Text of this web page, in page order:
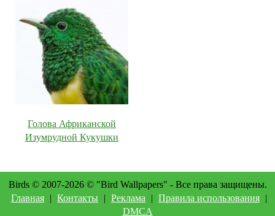
Голова Африканской
Изумрудной Кукушки
Birds © 2007-2026 © "Bird Wallpapers" - Все права защищены.
Главная | Контакты | Реклама | Правила использования |
DMCA